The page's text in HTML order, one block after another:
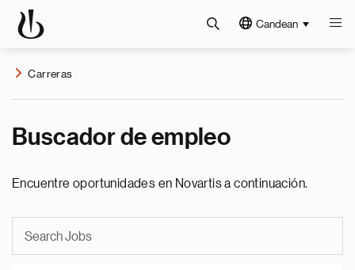
Candean
Carreras
Buscador de empleo
Encuentre oportunidades en Novartis a continuación.